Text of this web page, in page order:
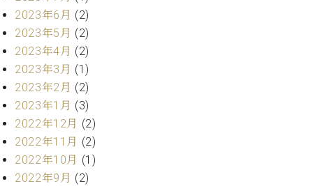
ン
ス
ア
プ
ラ
イ
ト
ピ
ア
ノ
ビ
ス
音
楽
教
ピ
ア
ノ
の
コ
ン
2023年6月 (2)
2023年5月 (2)
2023年4月 (2)
2023年3月 (1)
2023年2月 (2)
2023年1月 (3)
2022年12月 (2)
2022年11月 (2)
2022年10月 (1)
2022年9月 (2)